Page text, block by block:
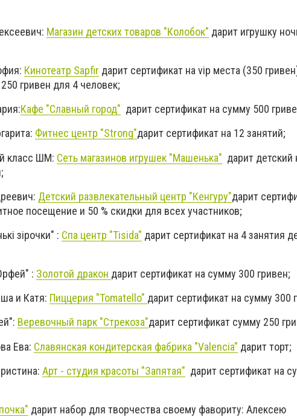
Магазин детских товаров "Колобок" дарит игрушку
Кинотеатр Sapfir дарит сертификат на vip места (350
гривен для 4 человек;
Кафе "Славный город" дарит сертификат на сумму 500
Фитнес центр "Strong"дарит сертификат на 12 занятий;
класс ШМ: Сеть магазинов игрушек "Машенька" дарит детский
Детский развлекательный центр "Кенгуру"дарит
посещение и 50 % скидки для всех участников;
зірочки" : Спа центр "Tisida" дарит сертификат на 4 занятия
: Золотой дракон дарит сертификат на сумму 300 гривен;
и Катя: Пиццерия "Tomatello" дарит сертификат на сумму 300
Веревочный парк "Стрекоза"дарит сертификат сумму 250
Ева: Славянская кондитерская фабрика "Valencia" дарит торт;
Арт - студия красоты "Запятая" дарит сертификат на
дарит набор для творчества своему фавориту: Алексею